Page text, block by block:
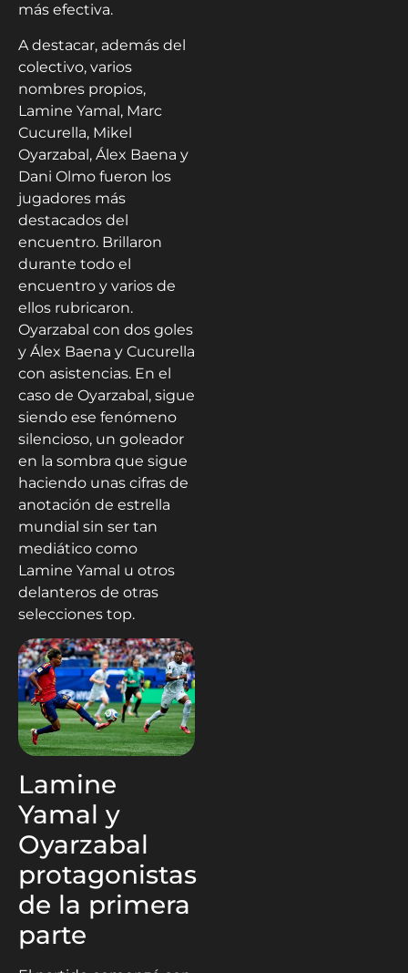
más efectiva.
A destacar, además del
colectivo, varios
nombres propios,
Lamine Yamal, Marc
Cucurella, Mikel
Oyarzabal, Álex Baena y
Dani Olmo fueron los
jugadores más
destacados del
encuentro. Brillaron
durante todo el
encuentro y varios de
ellos rubricaron.
Oyarzabal con dos goles
y Álex Baena y Cucurella
con asistencias. En el
caso de Oyarzabal, sigue
siendo ese fenómeno
silencioso, un goleador
en la sombra que sigue
haciendo unas cifras de
anotación de estrella
mundial sin ser tan
mediático como
Lamine Yamal u otros
delanteros de otras
selecciones top.
Lamine
Yamal y
Oyarzabal
protagonistas
de la primera
parte